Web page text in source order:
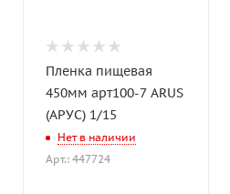
Пленка пищевая
450мм арт100-7 ARUS
(АРУС) 1/15
Нет в наличии
Арт.: 447724